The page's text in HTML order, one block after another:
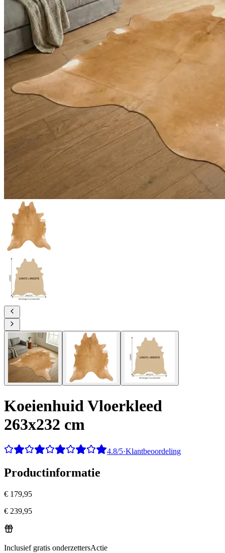
Koeienhuid Vloerkleed
263x232 cm
4.8/5·Klantbeoordeling
Productinformatie
€ 179,95
€ 239,95
Inclusief gratis onderzettersActie